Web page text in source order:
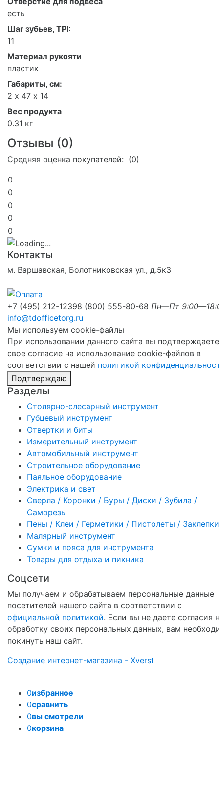
есть
Шаг зубьев, TPI:
11
Материал рукояти
пластик
Габариты, см:
2 х 47 х 14
Вес продукта
0.31 кг
Отзывы (0)
Средняя оценка покупателей: (0)
0
0
0
0
0
Контакты
м. Варшавская, Болотниковская ул., д.5к3
+7 (495) 212-12398 (800) 555-80-68 Пн—Пт
info@tdofficetorg.ru
Мы используем cookie-файлы
При использовании данного сайта вы подтверждаете
свое согласие на использование cookie-файлов в
соответствии с нашей политикой
Подтверждаю
Разделы
Столярно-слесарный инструмент
Губцевый инструмент
Отвертки и биты
Измерительный инструмент
Автомобильный инструмент
Строительное оборудование
Паяльное оборудование
Электрика и свет
Сверла / Коронки / Буры / Диски / Зубила /
Саморезы
Пены / Клеи / Герметики / Пистолеты / Заклепки
Малярный инструмент
Сумки и пояса для инструмента
Товары для отдыха и пикника
Соцсети
Мы получаем и обрабатываем персональные данные
посетителей нашего сайта в соответствии с
официальной политикой. Если вы не даете согласия
обработку своих персональных данных, вам
покинуть наш сайт.
Создание интернет-магазина - Xverst
0избранное
0сравнить
0вы смотрели
0корзина